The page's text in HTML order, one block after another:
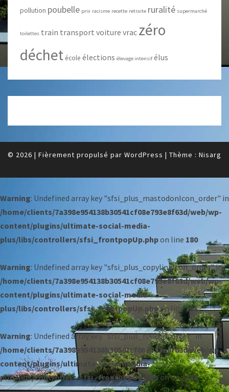
pollution poubelle prix racisme recette retraite ruralité supermarché
toilettes train transport voiture vrac zéro
déchet école élections élevage intensif élus
© 2026 | Fièrement propulsé par WordPress | Thème : Nisarg
Warning: Undefined array key "sfsi_plus_mastodonIcon_order" in
/home/clients/7a398e954138b30541cf08e793e8f63d/web/wp-
content/plugins/ultimate-social-media-
plus/libs/controllers/sfsi_frontpopUp.phpon line 180
Warning: Undefined array key "sfsi_plus_copylinkIcon_order" in
/home/clients/7a398e954138b30541cf08e793e8f63d/web/wp-
content/plugins/ultimate-social-media-
plus/libs/controllers/sfsi_frontpopUp.phpon line181
Warning: Undefined array key "sfsi_plus_riaIcon_order" in
/home/clients/7a398e954138b30541cf08e793e8f63d/web/wp-
content/plugins/ultimate-social-media-
plus/libs/controllers/sfsi_frontpopUp.phpon line182